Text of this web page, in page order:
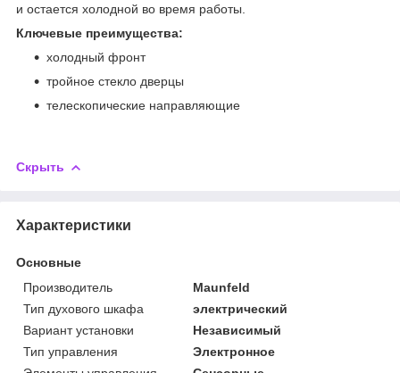
и остается холодной во время работы.
Ключевые преимущества:
холодный фронт
тройное стекло дверцы
телескопические направляющие
Скрыть
Характеристики
Основные
Производитель
Maunfeld
Тип духового шкафа
электрический
Вариант установки
Независимый
Тип управления
Электронное